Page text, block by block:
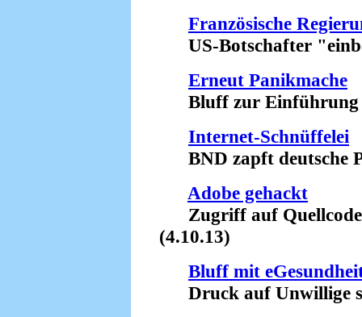
Französische
US-Botschafter
Erneut Panikmache
Bluff zur Einführung
Internet-Schnüffelei
BND zapft deutsche
Adobe gehackt
Zugriff auf
(4.10.13)
Bluff mit
Druck auf Unwillige